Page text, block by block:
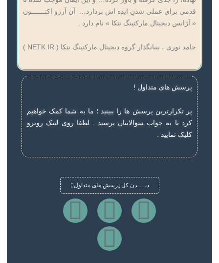
قدمی برای عملی شدنِ ایده اش بردارد… آن آرزو اکنـــــــون
« آژانس دیجیتال مارکتینگ نتکا » نام دارد .
حامد نوری ، بنیانگذار گروه دیجیتال مارکتینگ نتکا ( NETK.IR )
پرسش های متداول !
پر تکرارترین پرسش ها را ببینید ؛ ما به شما کمک خواهیم
کرد تا به جواب سوالاتتان برسید . لطفا روی لینک روبرو
کلیک نمایید .
دیــــدن کل پرسش های متداول
I
T
e
W
F
a